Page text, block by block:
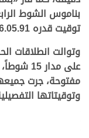
بناموس الشوط
توقيت قدره 6.05.91 دقيقة.
وتوالت انطلاقات
وتوقيتاتها